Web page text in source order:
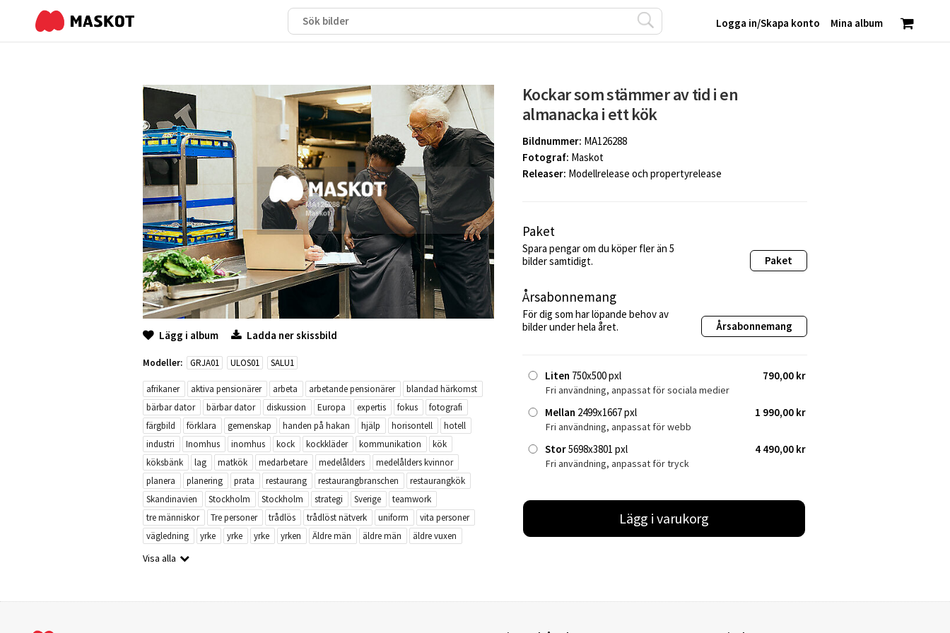
Mina album
Logga in/Skapa konto
Lägg i album Ladda ner skissbild
Modeller: GRJA01 ULOS01 SALU1
afrikaner aktiva pensionärer arbeta arbetande pensionärer
blandad härkomst
bärbar dator
bärbar dator diskussion Europa expertis fokus
fotografi
färgbild
förklara gemenskap handen på hakan hjälp horisontell
hotell
industri
Inomhus inomhus kock kockkläder kommunikation
kök
köksbänk
lag matkök medarbetare medelålders
medelålders kvinnor
planera
planering prata restaurang restaurangbranschen
restaurangkök
Skandinavien
Stockholm Stockholm strategi Sverige
teamwork
tre människor
Tre personer trådlös trådlöst nätverk uniform
vita personer
vägledning
yrke yrke yrke yrken Äldre män äldre män äldre vuxen
Visa alla
Kockar som stämmer av tid i en
almanacka i ett kök
Bildnummer: MA126288
Fotograf: Maskot
Releaser: Modellrelease och propertyrelease
Paket
Spara pengar om du köper fler än 5
bilder samtidigt.
Paket
Årsabonnemang
För dig som har löpande behov av
bilder under hela året.
Årsabonnemang
Liten 750x500 pxl 790,00 kr
Fri användning, anpassat för sociala medier
Mellan 2499x1667 pxl 1 990,00 kr
Fri användning, anpassat för webb
Stor5698x3801 pxl 4 490,00 kr
Fri användning, anpassat för tryck
Lägg i varukorg